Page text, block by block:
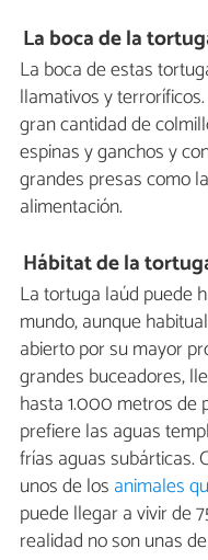
La boca de la
La boca de estas
llamativos y
gran cantidad de
espinas y ganchos y
grandes presas como
alimentación.
Hábitat de la
La tortuga laúd puede
mundo, aunque
abierto por su mayor
grandes buceadores,
hasta 1.000 metros de
prefiere las aguas
frías aguas subárticas.
unos de los animales
puede llegar a vivir de
realidad no son unas